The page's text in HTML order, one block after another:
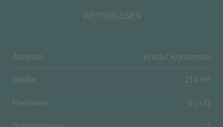
Gästen einen Blick in die Natur des Gartens und der
Im Erdgeschoss befinden sich zwei separate, große
Schlafzimmer, das erste mit direktem Zugang zum
Pool und zur hölzernen Veranda im Yacht-Stil und
das andere mit Zugang zum Garten. Die
Schlafzimmer haben geräumige Kleiderschränke mit
WEITERLESEN
Adresse Kreta / Kondomari
Größe 214 m²
Personen 6 (+1)